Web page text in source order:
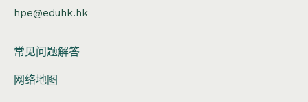
hpe@eduhk.hk
常见问题解答
网络地图